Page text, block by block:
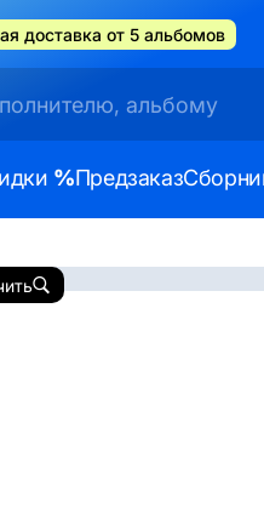
доставка от 5 альбомов
%Предзаказ